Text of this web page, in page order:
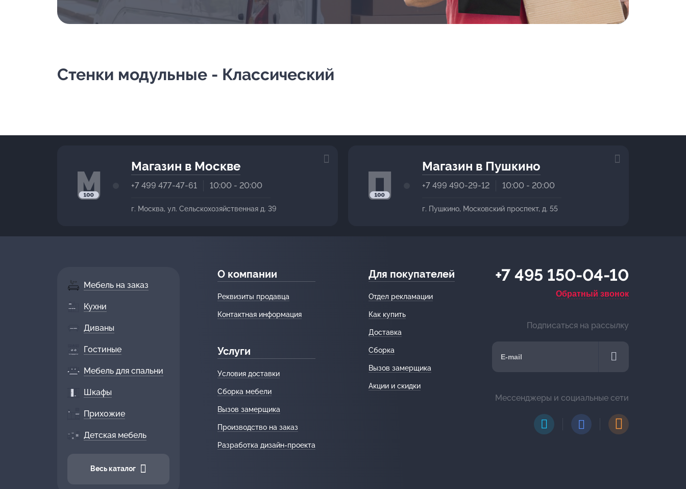
Стенки модульные - Классический
Магазин в Москве
+7 499 477-47-61 10:00 - 20:00
г. Москва, ул. Сельскохозяйственная д. 39
Магазин в Пушкино
+7 499 490-29-12 10:00 - 20:00
г. Пушкино, Московский проспект, д. 55
Мебель на заказ
Кухни
Диваны
Гостиные
Мебель для спальни
Шкафы
Прихожие
Детская мебель
Весь каталог
О компании
Реквизиты продавца
Контактная информация
Услуги
Условия доставки
Сборка мебели
Вызов замерщика
Производство на заказ
Разработка дизайн-проекта
Для покупателей
Отдел рекламации
Как купить
Доставка
Сборка
Вызов замерщика
Акции и скидки
+7 495 150-04-10
Обратный звонок
Подписаться на рассылку
Мессенджеры и социальные сети